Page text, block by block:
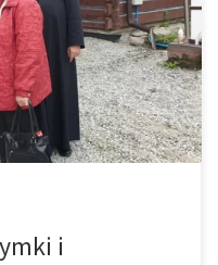
na nich
wierni świeccy mają
Nadzwyczajnych
tarnowski […]
i